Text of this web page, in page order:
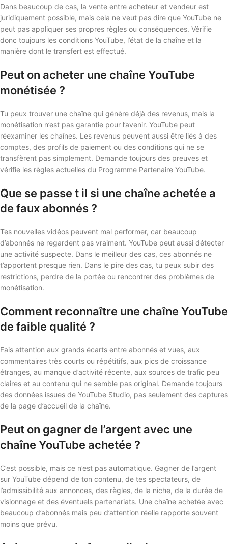
Dans beaucoup de cas, la vente entre acheteur et vendeur est
juridiquement possible, mais cela ne veut pas dire que YouTube ne
peut pas appliquer ses propres règles ou conséquences. Vérifie
donc toujours les conditions YouTube, l’état de la chaîne et la
manière dont le transfert est effectué.
Peut on acheter une chaîne YouTube
monétisée ?
Tu peux trouver une chaîne qui génère déjà des revenus, mais la
monétisation n’est pas garantie pour l’avenir. YouTube peut
réexaminer les chaînes. Les revenus peuvent aussi être liés à des
comptes, des profils de paiement ou des conditions qui ne se
transfèrent pas simplement. Demande toujours des preuves et
vérifie les règles actuelles du Programme Partenaire YouTube.
Que se passe t il si une chaîne achetée a
de faux abonnés ?
Tes nouvelles vidéos peuvent mal performer, car beaucoup
d’abonnés ne regardent pas vraiment. YouTube peut aussi détecter
une activité suspecte. Dans le meilleur des cas, ces abonnés ne
t’apportent presque rien. Dans le pire des cas, tu peux subir des
restrictions, perdre de la portée ou rencontrer des problèmes de
monétisation.
Comment reconnaître une chaîne YouTube
de faible qualité ?
Fais attention aux grands écarts entre abonnés et vues, aux
commentaires très courts ou répétitifs, aux pics de croissance
étranges, au manque d’activité récente, aux sources de trafic peu
claires et au contenu qui ne semble pas original. Demande toujours
des données issues de YouTube Studio, pas seulement des captures
de la page d’accueil de la chaîne.
Peut on gagner de l’argent avec une
chaîne YouTube achetée ?
C’est possible, mais ce n’est pas automatique. Gagner de l’argent
sur YouTube dépend de ton contenu, de tes spectateurs, de
l’admissibilité aux annonces, des règles, de la niche, de la durée de
visionnage et des éventuels partenariats. Une chaîne achetée avec
beaucoup d’abonnés mais peu d’attention réelle rapporte souvent
moins que prévu.